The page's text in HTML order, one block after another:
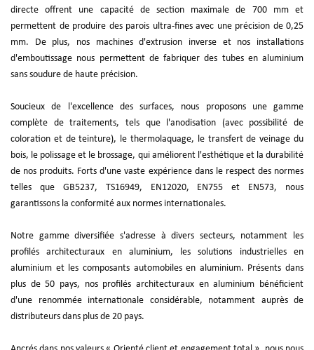
directe offrent une capacité de section maximale de 700 mm et
permettent de produire des parois ultra-fines avec une précision de 0,25
mm. De plus, nos machines d'extrusion inverse et nos installations
d'emboutissage nous permettent de fabriquer des tubes en aluminium
sans soudure de haute précision.
Soucieux de l'excellence des surfaces, nous proposons une gamme
complète de traitements, tels que l'anodisation (avec possibilité de
coloration et de teinture), le thermolaquage, le transfert de veinage du
bois, le polissage et le brossage, qui améliorent l'esthétique et la durabilité
de nos produits. Forts d'une vaste expérience dans le respect des normes
telles que GB5237, TS16949, EN12020, EN755 et EN573, nous
garantissons la conformité aux normes internationales.
Notre gamme diversifiée s'adresse à divers secteurs, notamment les
profilés architecturaux en aluminium, les solutions industrielles en
aluminium et les composants automobiles en aluminium. Présents dans
plus de 50 pays, nos profilés architecturaux en aluminium bénéficient
d'une renommée internationale considérable, notamment auprès de
distributeurs dans plus de 20 pays.